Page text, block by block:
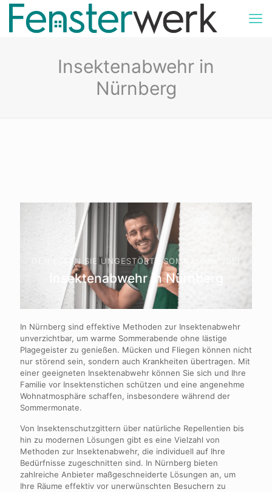
Insektenabwehr in
Nürnberg
GENIESSEN SIE UNGESTÖRTE SOMMERABENDE!
Insektenabwehr in Nürnberg
In Nürnberg sind effektive Methoden zur Insektenabwehr
unverzichtbar, um warme Sommerabende ohne lästige
Plagegeister zu genießen. Mücken und Fliegen können nicht
nur störend sein, sondern auch Krankheiten übertragen. Mit
einer geeigneten Insektenabwehr können Sie sich und Ihre
Familie vor Insektenstichen schützen und eine angenehme
Wohnatmosphäre schaffen, insbesondere während der
Sommermonate.
Von Insektenschutzgittern über natürliche Repellentien bis
hin zu modernen Lösungen gibt es eine Vielzahl von
Methoden zur Insektenabwehr, die individuell auf Ihre
Bedürfnisse zugeschnitten sind. In Nürnberg bieten
zahlreiche Anbieter maßgeschneiderte Lösungen an, um
Ihre Räume effektiv vor unerwünschten Besuchern zu